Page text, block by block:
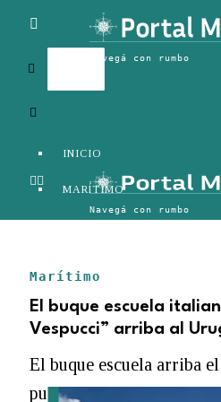
INICIO
MARÍTIMO
LOGÍSTICA
COMERCIO EXTERIOR
Marítimo
El buque escuela
Vespucci” arriba al
El buque escuela arriba
puerto de Montevideo y